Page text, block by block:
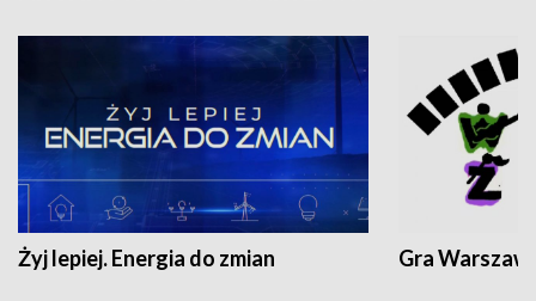
Żyj lepiej. Energia do zmian Gra